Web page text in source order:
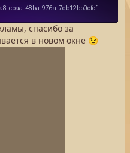
спасибо за
в новом окне 😉